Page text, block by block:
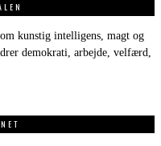
kunstig intelligens, magt og
demokrati, arbejde, velfærd,